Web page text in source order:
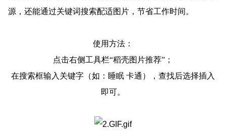
源，还能通过关键词搜索配适图片 ，节省工作时间。
使用方法：
点击右侧工具栏“稻壳图片推荐” ；
在搜索框输入关键字（如：睡眠 卡通），查找后选择插入
即可。